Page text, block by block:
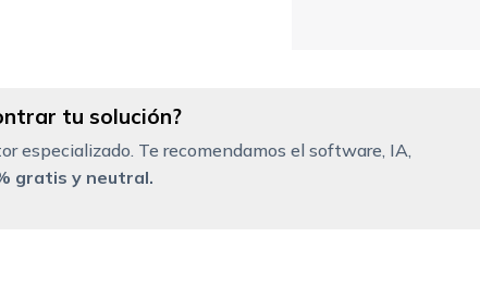
tu solución?
especializado. Te recomendamos el software, IA,
gratis y neutral.